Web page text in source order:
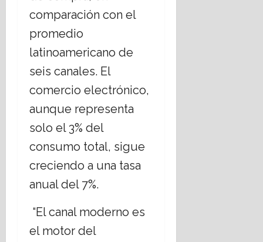
comparación con el
promedio
latinoamericano de
seis canales. El
comercio electrónico,
aunque representa
solo el 3% del
consumo total, sigue
creciendo a una tasa
anual del 7%.
“El canal moderno es
el motor del